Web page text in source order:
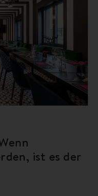
ist es der